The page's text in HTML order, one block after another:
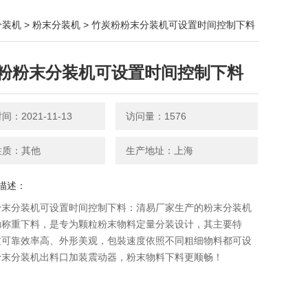
装机 > 粉末分装机 > 竹炭粉粉末分装机可设置时间控制下料
粉末分装机可设置时间控制下料
间：2021-11-13 访问量：1576
：其他 生产地址：上海
述：
分装机可设置时间控制下料：清易厂家生产的粉末分装机​
重下料，是专为颗粒粉末物料定量分装设计，其主要特
靠效率高、外形美观，包裝速度依照不同粗细物料都可设
分装机出料口加装震动器，粉末物料下料更顺畅！